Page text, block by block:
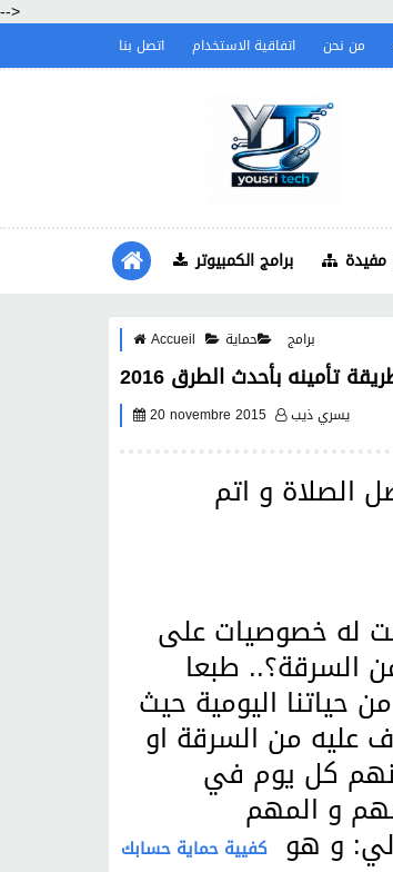
-->
اتصل بنا اتفاقية الاستخدام من نحن
برامج الكمبيوتر
Accueil برامج حماية
تأمينه بأحدث الطرق 2016
20 novembre 2015 يسري ذيب
الصلاة و اتم
له خصوصيات على
السرقة؟.. طبعا
حياتنا اليومية حيث
عليه من السرقة او
كل يوم في
و المهم
و هو
كفيية حماية حسابك